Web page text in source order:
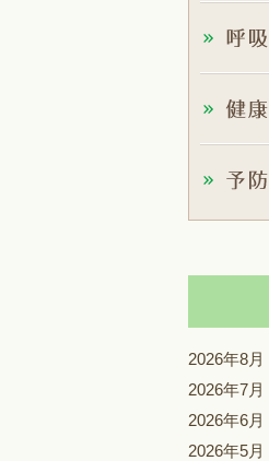
2026年8月
2026年7月
2026年6月
2026年5月